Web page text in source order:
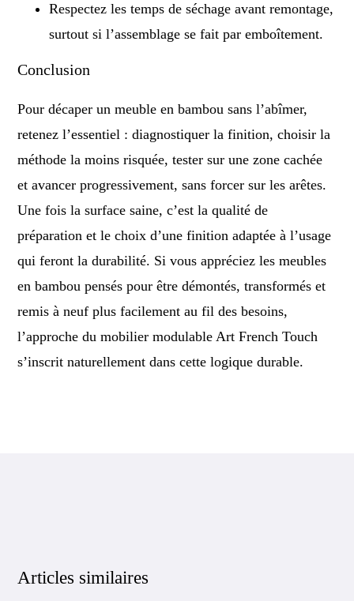
Respectez les temps de séchage avant remontage,
surtout si l’assemblage se fait par emboîtement.
Conclusion
Pour décaper un meuble en bambou sans l’abîmer,
retenez l’essentiel : diagnostiquer la finition, choisir la
méthode la moins risquée, tester sur une zone cachée
et avancer progressivement, sans forcer sur les arêtes.
Une fois la surface saine, c’est la qualité de
préparation et le choix d’une finition adaptée à l’usage
qui feront la durabilité. Si vous appréciez les meubles
en bambou pensés pour être démontés, transformés et
remis à neuf plus facilement au fil des besoins,
l’approche du mobilier modulable Art French Touch
s’inscrit naturellement dans cette logique durable.
Articles similaires